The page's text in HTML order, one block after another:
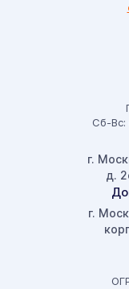
Сб-Вс:
г.
д.
г.